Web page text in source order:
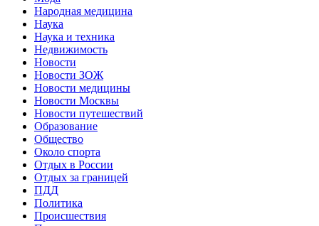
Народная медицина
Наука
Наука и техника
Недвижимость
Новости
Новости ЗОЖ
Новости медицины
Новости Москвы
Новости путешествий
Образование
Общество
Около спорта
Отдых в России
Отдых за границей
ПДД
Политика
Происшествия